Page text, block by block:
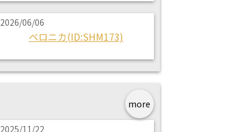
2026/06/06
ベロニカ(ID:SHM173)
more
2025/11/22